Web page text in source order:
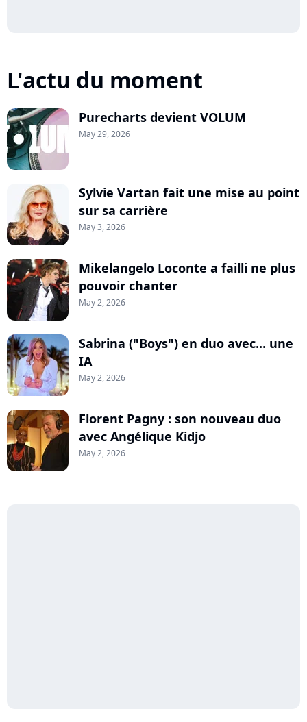
L'actu du moment
Purecharts devient VOLUM
May 29, 2026
Sylvie Vartan fait une mise au point
sur sa carrière
May 3, 2026
Mikelangelo Loconte a failli ne plus
pouvoir chanter
May 2, 2026
Sabrina ("Boys") en duo avec... une
IA
May 2, 2026
Florent Pagny : son nouveau duo
avec Angélique Kidjo
May 2, 2026